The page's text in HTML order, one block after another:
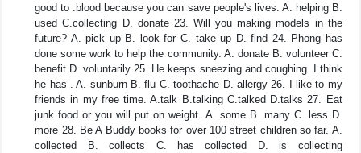
good to .blood because you can save people's lives. A. helping B.
used C.collecting D. donate 23. Will you making models in the
future? A. pick up B. look for C. take up D. find 24. Phong has
done some work to help the community. A. donate B. volunteer C.
benefit D. voluntarily 25. He keeps sneezing and coughing. I think
he has . A. sunburn B. flu C. toothache D. allergy 26. I like to my
friends in my free time. A.talk B.talking C.talked D.talks 27. Eat
junk food or you will put on weight. A. some B. many C. less D.
more 28. Be A Buddy books for over 100 street children so far. A.
collected B. collects C. has collected D. is collecting